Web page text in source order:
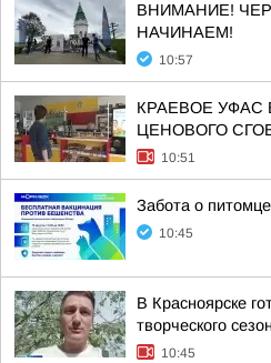
ВНИМАНИЕ!
НАЧИНАЕМ!
10:57
КРАЕВОЕ
ЦЕНОВОГО
10:51
Забота о
10:45
В Красноярске
творческого
10:45